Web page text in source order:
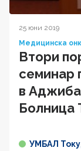
25 юни 2019
Медицинска
Втори
семинар
в
Болница
УМБАЛ